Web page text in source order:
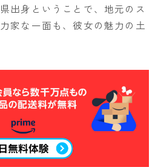
出身ということで、地元のス
家な一面も、彼女の魅力の土